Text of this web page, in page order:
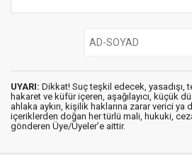
UYARI: Dikkat! Suç teşkil edecek, yasadışı,
hakaret ve küfür içeren, aşağılayıcı, küçük
ahlaka aykırı, kişilik haklarına zarar verici
içeriklerden doğan her türlü mali, hukuki,
gönderen Üye/Üyeler’e aittir.